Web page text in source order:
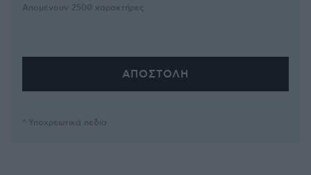
Απομένουν 2500 χαρακτήρες
* Υποχρεωτικά πεδία